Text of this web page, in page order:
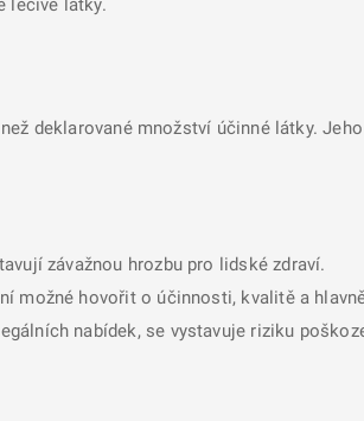
léčivé látky.
deklarované množství účinné látky.
závažnou hrozbu pro lidské zdraví.
možné hovořit o účinnosti, kvalitě a
nabídek, se vystavuje riziku